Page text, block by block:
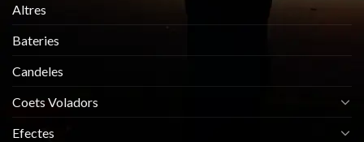
Altres
Bateries
Candeles
Coets Voladors
Efectes